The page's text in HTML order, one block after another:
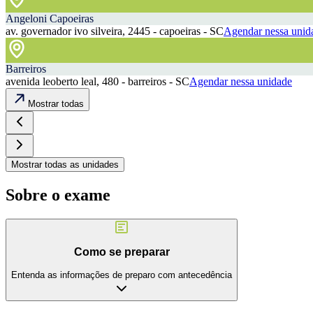
Angeloni Capoeiras
av. governador ivo silveira, 2445 - capoeiras - SCAgendar nessa
Barreiros
avenida leoberto leal, 480 - barreiros - SCAgendar nessa unidade
Mostrar todas
Mostrar todas as unidades
Sobre o exame
Como se preparar
Entenda as informações de preparo com antecedência